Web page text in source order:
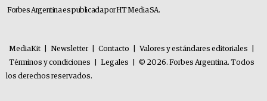
Forbes Argentina es publicada por HT Media SA.
MediaKit Newsletter Contacto Valores y estándares editoriales
Términos y condiciones
Legales
© 2026. Forbes Argentina. Todos
los derechos reservados.